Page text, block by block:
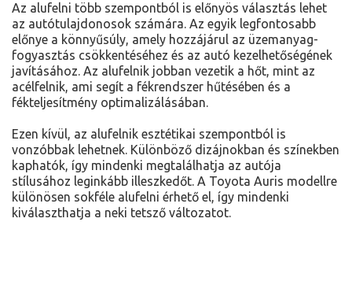
Az alufelni több szempontból is előnyös választás lehet
az autótulajdonosok számára. Az egyik legfontosabb
előnye a könnyűsúly, amely hozzájárul az üzemanyag-
fogyasztás csökkentéséhez és az autó kezelhetőségének
javításához. Az alufelnik jobban vezetik a hőt, mint az
acélfelnik, ami segít a fékrendszer hűtésében és a
fékteljesítmény optimalizálásában.
Ezen kívül, az alufelnik esztétikai szempontból is
vonzóbbak lehetnek. Különböző dizájnokban és színekben
kaphatók, így mindenki megtalálhatja az autója
stílusához leginkább illeszkedőt. A Toyota Auris modellre
különösen sokféle alufelni érhető el, így mindenki
kiválaszthatja a neki tetsző változatot.